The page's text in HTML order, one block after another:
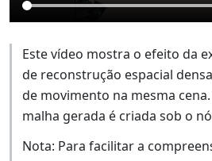
Este vídeo mostra o efeito da
de reconstrução espacial
de movimento na mesma
malha gerada é criada sob o
Nota: Para facilitar a